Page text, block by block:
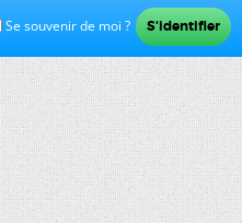
Se souvenir de moi ?